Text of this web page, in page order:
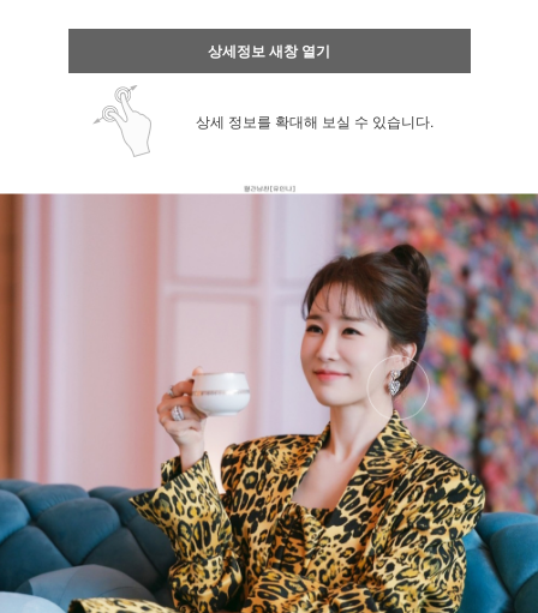
상세정보 새창 열기
상세 정보를 확대해 보실 수 있습니다.